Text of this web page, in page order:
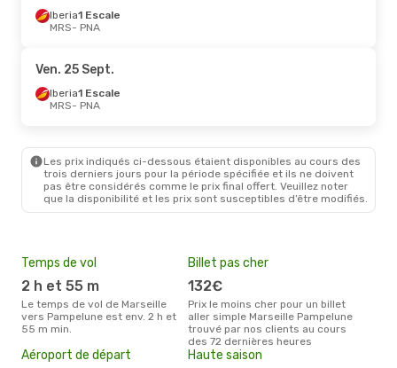
Mer. 26 Août- Dim. 30 Août
Iberia1 Escale
PNA- MRS
- PNA
Iberia1 Escale
PNA- MRS
Iberia1 Escale
MRS- PNA
Ven. 25 Sept.
Iberia1 Escale
MRS- PNA
Les prix indiqués ci-dessous étaient disponibles au cours des
trois derniers jours pour la période spécifiée et ils ne doivent
pas être considérés comme le prix final offert. Veuillez noter
que la disponibilité et les prix sont susceptibles d’être modifiés.
Temps de vol
2 h et 55 m
Le temps de vol de Marseille
vers Pampelune est env. 2 h et
55 m min.
Billet pas cher
132€
Prix le moins cher pour un billet
aller simple Marseille Pampelune
trouvé par nos clients au cours
des 72 dernières heures
Aéroport de départ Haute saison